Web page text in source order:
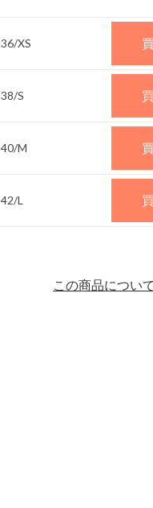
36/XS
38/S
40/M
42/L
この商品につい